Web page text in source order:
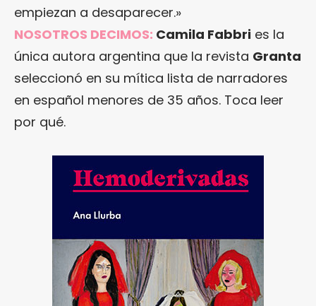
empiezan a desaparecer.»
NOSOTROS DECIMOS: Camila Fabbri es la
única autora argentina que la revista Granta
seleccionó en su mítica lista de narradores
en español menores de 35 años. Toca leer
por qué.